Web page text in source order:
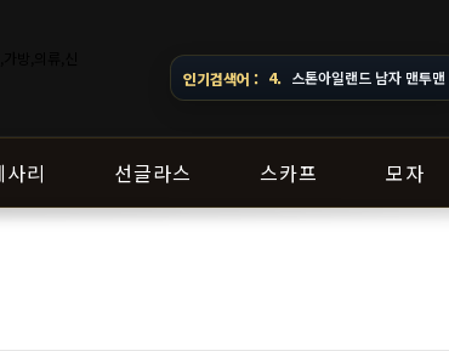
문 전 상담창으로 문의해 주세요.
인기검색어 : 4. 스톤아일랜드 남자 맨투맨
사리 선글라스 스카프 모자